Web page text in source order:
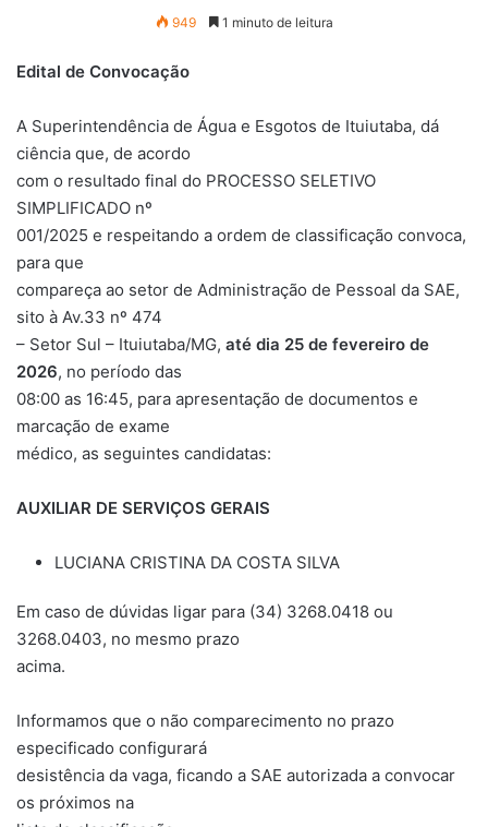
949 1 minuto de leitura
Edital de Convocação
A Superintendência de Água e Esgotos de Ituiutaba, dá
ciência que, de acordo
com o resultado final do PROCESSO SELETIVO
SIMPLIFICADO nº
001/2025 e respeitando a ordem de classificação convoca,
para que
compareça ao setor de Administração de Pessoal da SAE,
sito à Av.33 nº 474
– Setor Sul – Ituiutaba/MG, até dia 25 de fevereiro de
2026, no período das
08:00 as 16:45, para apresentação de documentos e
marcação de exame
médico, as seguintes candidatas:
AUXILIAR DE SERVIÇOS GERAIS
LUCIANA CRISTINA DA COSTA SILVA
Em caso de dúvidas ligar para (34) 3268.0418 ou
3268.0403, no mesmo prazo
acima.
Informamos que o não comparecimento no prazo
especificado configurará
desistência da vaga, ficando a SAE autorizada a convocar
os próximos na